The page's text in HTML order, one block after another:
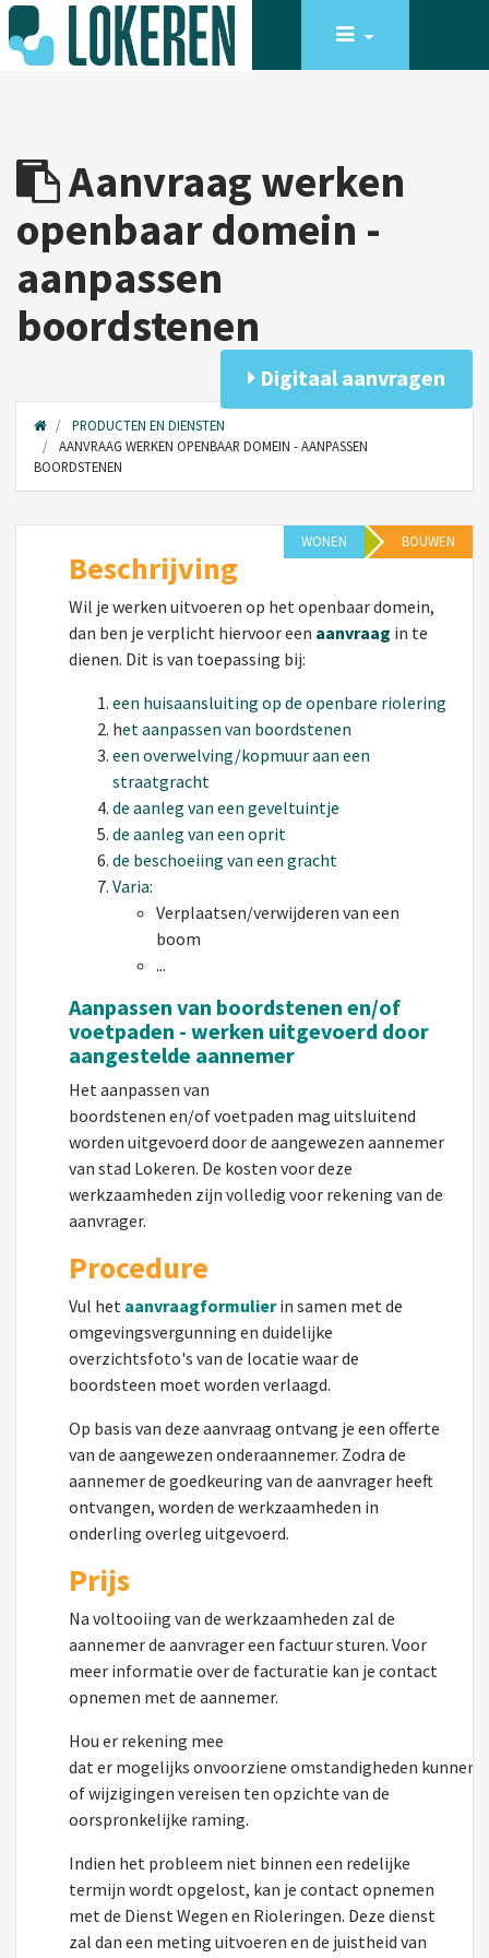
Aanvraag werken
openbaar domein -
aanpassen
boordstenen
Digitaal aanvragen
PRODUCTEN EN DIENSTEN
AANVRAAG WERKEN OPENBAAR DOMEIN - AANPASSEN
BOORDSTENEN
WONEN BOUWEN
Beschrijving
Wil je werken uitvoeren op het openbaar domein,
dan ben je verplicht hiervoor een aanvraag in te
dienen. Dit is van toepassing bij:
een huisaansluiting op de openbare riolering
het aanpassen van boordstenen
een overwelving/kopmuur aan een
straatgracht
de aanleg van een geveltuintje
de aanleg van een oprit
de beschoeiing van een gracht
Varia:
Verplaatsen/verwijderen van een
boom
...
Aanpassen van boordstenen en/of
voetpaden - werken uitgevoerd door
aangestelde aannemer
Hetaanpassen van
boordstenen en/ofvoetpaden mag uitsluitend
worden uitgevoerd door de aangewezen aannemer
van stad Lokeren. De kosten voor deze
werkzaamheden zijn volledig voor rekening van de
aanvrager.
Procedure
Vul het aanvraagformulierin samen met de
omgevingsvergunning en duidelijke
overzichtsfoto's van de locatie waar de
boordsteen moet worden verlaagd.
Op basis van deze aanvraag ontvang je een offerte
van de aangewezen onderaannemer. Zodra de
aannemer de goedkeuring van de aanvrager heeft
ontvangen, worden de werkzaamheden in
onderling overleg uitgevoerd.
Prijs
Na voltooiing van de werkzaamheden zal de
aannemer de aanvrager een factuur sturen. Voor
meer informatie over de facturatie kan je contact
opnemen met de aannemer.
Hou er rekening mee
dater mogelijks onvoorziene omstandigheden kunnen
of wijzigingen vereisen ten opzichte van de
oorspronkelijke raming.
Indien het probleem niet binnen een redelijke
termijn wordt opgelost, kan je contact opnemen
met de Dienst Wegen en Rioleringen. Deze dienst
zal dan een meting uitvoeren en de juistheid van